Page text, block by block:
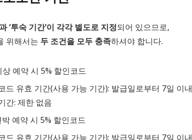
‘투숙 기간’이 각각 별도로 지정되어 있으므로,
위해서는 두 조건을 모두 충족하셔야 합니다.
상 예약 시 5% 할인코드
드 유효 기간(사용 가능 기간): 발급일로부터 7일 이내
간: 제한 없음
예약 시 5% 할인코드
드 유효 기간(사용 가능 기간): 발급일로부터 7일 이내